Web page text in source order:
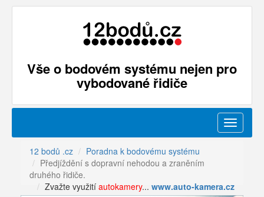
Vše o bodovém systému nejen pro
vybodované řidiče
Menu
12 bodů .cz
Poradna k bodovému systému
Předjíždění s dopravní nehodou a zraněním
druhého řidiče.
Zvažte využití autokamery... www.auto-kamera.cz